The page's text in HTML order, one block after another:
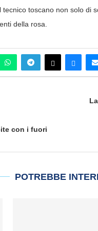
toscano non solo di
della rosa.
con i fuori
POTREBBE